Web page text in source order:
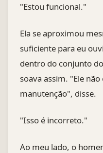
"Estou funcional."
Ela se aproximou
suficiente para eu
dentro do conjunto
soava assim. "Ele
manutenção", disse.
"Isso é incorreto."
Ao meu lado, o